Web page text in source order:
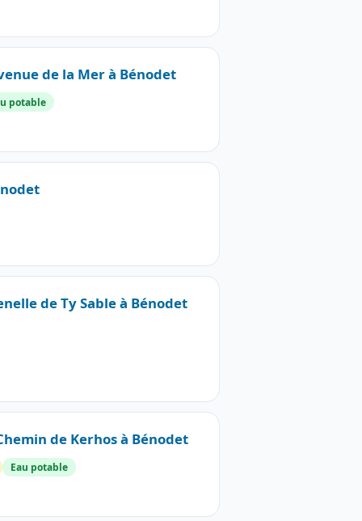
de la Mer à Bénodet
potable
de Ty Sable à Bénodet
de Kerhos à Bénodet
Eau potable